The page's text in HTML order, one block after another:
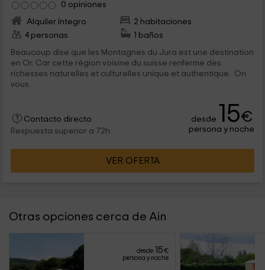
0 opiniones
Alquiler íntegro
2 habitaciones
4 personas
1 baños
Beaucoup dise que les Montagnes du Jura est une destination
en Or. Car cette région voisine du suisse renferme des
richesses naturelles et culturelles unique et authentique. On
vous...
Contacto directo
Respuesta superior a 72h
desde 15€
persona y noche
VER OFERTA
Otras opciones cerca de Ain
desde 15€
persona y noche